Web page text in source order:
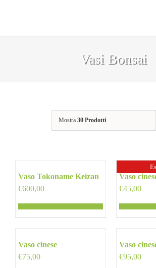
contenuto
Vasi Bonsai
Mostra 30 Prodotti
Vaso Tokoname Keizan
€600,00
Vaso
€45,00
Vaso cinese
€75,00
Vaso
€95,00